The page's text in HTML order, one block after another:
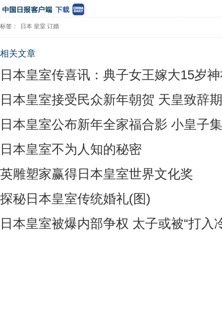
标签： 日本 皇室 订婚
相关文章
日本皇室传喜讯：典子女王嫁大15岁
日本皇室接受民众新年朝贺 天皇致辞
日本皇室公布新年全家福合影 小皇子
日本皇室不为人知的秘密
英雕塑家赢得日本皇室世界文化奖
探秘日本皇室传统婚礼(图)
日本皇室被爆内部争权 太子或被“打入